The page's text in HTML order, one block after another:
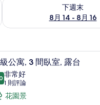
下週末
8月 14 - 8月 16
房內保險箱、熨斗/熨衣板
19公寓, 3 間臥室, 露台
分，滿分 10 分
非常好
1 則評論
(1
則
花園景